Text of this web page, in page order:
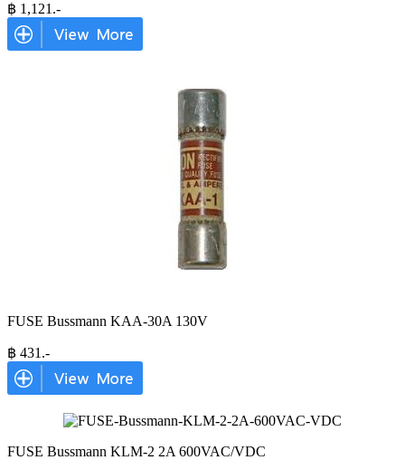
฿ 1,121 .-
FUSE Bussmann KAA-30A 130V
฿ 431 .-
FUSE Bussmann KLM-2 2A 600VAC/VDC